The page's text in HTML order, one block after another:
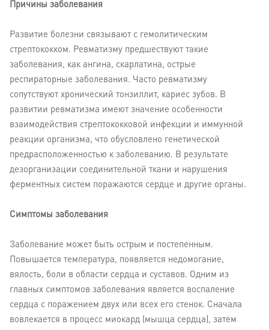
Причины заболевания
Развитие болезни связывают с гемолитическим
стрептококком. Ревматизму предшествуют такие
заболевания, как ангина, скарлатина, острые
респираторные заболевания. Часто ревматизму
сопутствуют хронический тонзиллит, кариес зубов. В
развитии ревматизма имеют значение особенности
взаимодействия стрептококковой инфекции и иммунной
реакции организма, что обусловлено генетической
предрасположенностью к заболеванию. В результате
дезорганизации соединительной ткани и нарушения
ферментных систем поражаются сердце и другие органы.
Симптомы заболевания
Заболевание может быть острым и постепенным.
Повышается температура, появляется недомогание,
вялость, боли в области сердца и суставов. Одним из
главных симптомов заболевания является воспаление
сердца с поражением двух или всех его стенок. Сначала
вовлекается в процесс миокард (мышца сердца), затем